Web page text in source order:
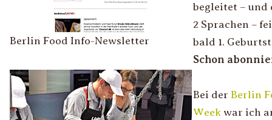
Berlin Food Info-Newsletter
begleitet – und
2 Sprachen –
bald 1.
Schon
Bei der Berlin
Week war ich